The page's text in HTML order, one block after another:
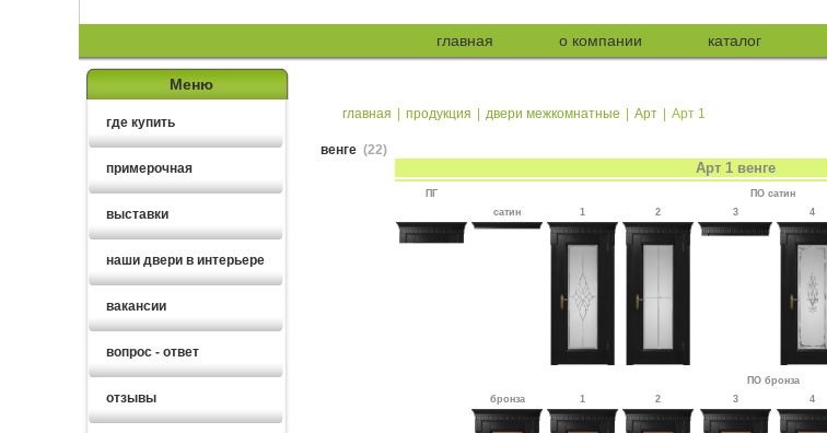
главная о компании каталог
Меню
где купить
примерочная
выставки
наши двери в интерьере
вакансии
вопрос - ответ
отзывы
главная | продукция | двери межкомнатные | Арт | Арт 1
венге (22)
Арт 1 венге
ПГ
ПО сатин
сатин
1 2 3 4
ПО бронза
бронза
1 2 3 4